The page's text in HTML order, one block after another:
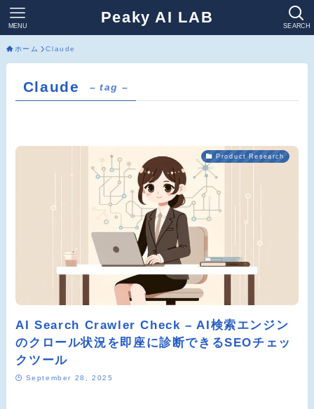
Peaky AI LAB SEARCH
MENU
ホーム Claude
Claude – tag –
Product Research
AI Search Crawler Check – AI検索エンジン
のクロール状況を即座に診断できるSEOチェッ
クツール
September 28, 2025